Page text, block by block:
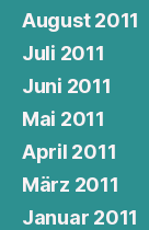
August 2011
Juli 2011
Juni 2011
Mai 2011
April 2011
März 2011
Januar 2011